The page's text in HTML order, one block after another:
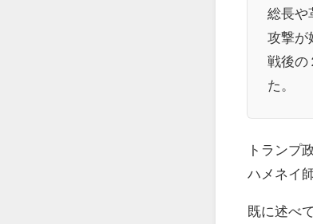
総長や
攻撃が
戦後の
た。
トランプ
ハメネイ
既に述べ